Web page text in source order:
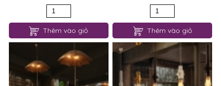
Thêm vào giỏ Thêm vào giỏ